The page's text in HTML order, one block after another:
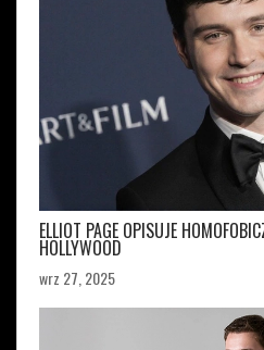
ELLIOT PAGE OPISUJE
HOLLYWOOD
wrz 27, 2025